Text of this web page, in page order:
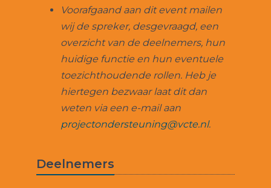
Voorafgaand aan dit event mailen
wij de spreker, desgevraagd, een
overzicht van de deelnemers, hun
huidige functie en hun eventuele
toezichthoudende rollen. Heb je
hiertegen bezwaar laat dit dan
weten via een e-mail aan
projectondersteuning@vcte.nl.
Deelnemers